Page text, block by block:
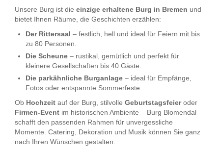
Unsere Burg ist die einzige erhaltene Burg in Bremen und
bietet Ihnen Räume, die Geschichten erzählen:
Der Rittersaal – festlich, hell und ideal für Feiern mit bis
zu 80 Personen.
Die Scheune – rustikal, gemütlich und perfekt für
kleinere Gesellschaften bis 40 Gäste.
Die parkähnliche Burganlage – ideal für Empfänge,
Fotos oder entspannte Sommerfeste.
Ob Hochzeit auf der Burg, stilvolle Geburtstagsfeieroder
Firmen-Event im historischen Ambiente – Burg Blomendal
schafft den passenden Rahmen für unvergessliche
Momente. Catering, Dekoration und Musik können Sie ganz
nach Ihren Wünschen gestalten.